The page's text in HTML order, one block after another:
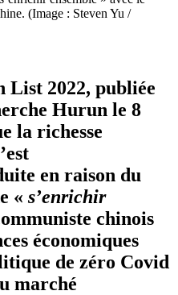
(Image : Steven Yu /
2022, publiée
Hurun le 8
la richesse
en raison du
« s’enrichir
chinois
économiques
de zéro Covid
marché